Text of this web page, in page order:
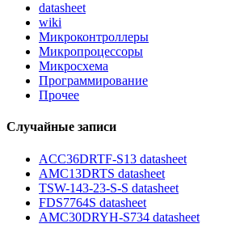
datasheet
wiki
Микроконтроллеры
Микропроцессоры
Микросхема
Программирование
Прочее
Случайные записи
ACC36DRTF-S13 datasheet
AMC13DRTS datasheet
TSW-143-23-S-S datasheet
FDS7764S datasheet
AMC30DRYH-S734 datasheet